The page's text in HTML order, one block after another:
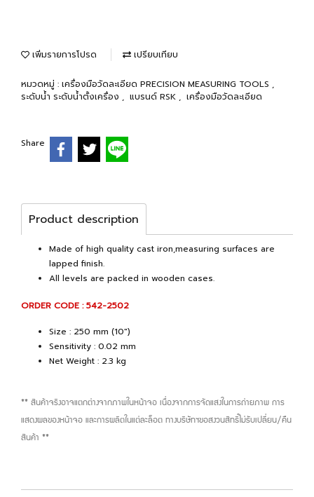
เพิ่มรายการโปรด เปรียบเทียบ
หมวดหมู่ : เครื่องมือวัดละเอียด PRECISION MEASURING TOOLS ,
ระดับน้ำ ระดับน้ำตั้งเครื่อง , แบรนด์ RSK , เครื่องมือวัดละเอียด
Share
Product description
Made of high quality cast iron,measuring surfaces are
lapped finish.
All levels are packed in wooden cases.
ORDER CODE : 542-2502
Size : 250 mm (10")
Sensitivity : 0.02 mm
Net Weight : 2.3 kg
** สินค้าจริงอาจแตกต่างจากภาพในหน้าจอ เนื่องจากการจัดแสงในการถ่ายภาพ การ
แสดงผลของหน้าจอ และการผลิตในแต่ละล็อต ทางบริษัทฯขอสงวนสิทธิ์ไม่รับเปลี่ยน/คืน
สินค้า **